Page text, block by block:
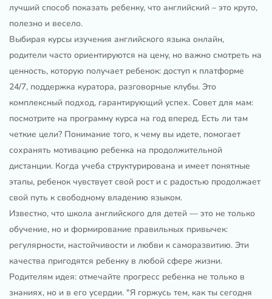
лучший способ показать ребенку, что английский – это круто,
полезно и весело.
Выбирая курсы изучения английского языка онлайн,
родители часто ориентируются на цену, но важно смотреть на
ценность, которую получает ребенок: доступ к платформе
24/7, поддержка куратора, разговорные клубы. Это
комплексный подход, гарантирующий успех. Совет для мам:
посмотрите на программу курса на год вперед. Есть ли там
четкие цели? Понимание того, к чему вы идете, помогает
сохранять мотивацию ребенка на продолжительной
дистанции. Когда учеба структурирована и имеет понятные
этапы, ребенок чувствует свой рост и с радостью продолжает
свой путь к свободному владению языком.
Известно, что школа английского для детей — это не только
обучение, но и формирование правильных привычек:
регулярности, настойчивости и любви к саморазвитию. Эти
качества пригодятся ребенку в любой сфере жизни.
Родителям идея: отмечайте прогресс ребенка не только в
знаниях, но и в его усердии. "Я горжусь тем, как ты сегодня